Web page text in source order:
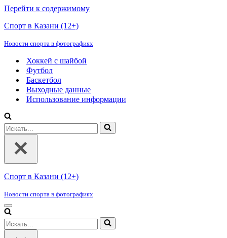
Перейти к содержимому
Спорт в Казани (12+)
Новости спорта в фотографиях
Хоккей с шайбой
Футбол
Баскетбол
Выходные данные
Использование информации
Искать...
Спорт в Казани (12+)
Новости спорта в фотографиях
Меню
навигации
Искать...